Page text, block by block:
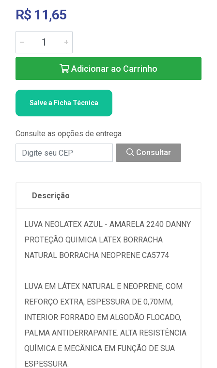
R$ 11,65
Adicionar ao Carrinho
Salve a Ficha Técnica
Consulte as opções de entrega
Consultar
Descrição
LUVA NEOLATEX AZUL - AMARELA 2240 DANNY
PROTEÇÃO QUIMICA LATEX BORRACHA
NATURAL BORRACHA NEOPRENE CA5774
LUVA EM LÁTEX NATURAL E NEOPRENE, COM
REFORÇO EXTRA, ESPESSURA DE 0,70MM,
INTERIOR FORRADO EM ALGODÃO FLOCADO,
PALMA ANTIDERRAPANTE. ALTA RESISTÊNCIA
QUÍMICA E MECÂNICA EM FUNÇÃO DE SUA
ESPESSURA.